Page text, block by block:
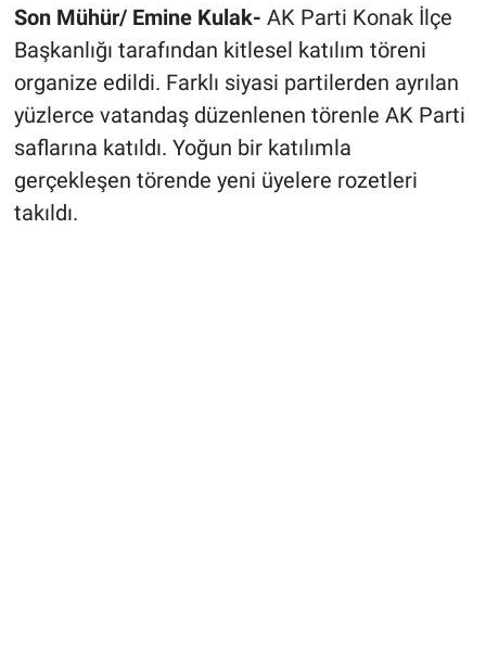
Son Mühür/ Emine Kulak- AK Parti Konak İlçe
Başkanlığı tarafından kitlesel katılım töreni
organize edildi. Farklı siyasi partilerden ayrılan
yüzlerce vatandaş düzenlenen törenle AK Parti
saflarına katıldı. Yoğun bir katılımla
gerçekleşen törende yeni üyelere rozetleri
takıldı.